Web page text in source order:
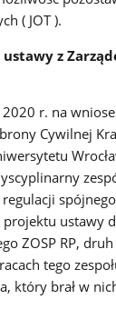
( JOT ).
z
r. na
Cywilnej
ustawy
ZOSP RP,
tego
który brał w